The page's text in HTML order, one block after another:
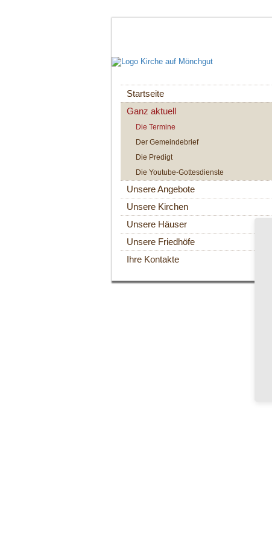
Navigation
überspringen
Startseite
Ganz aktuell
Die Termine
Der Gemeindebrief
Die Predigt
Die Youtube-Gottesdienste
Unsere Angebote
Unsere Kirchen
Unsere Häuser
Unsere Friedhöfe
Ihre Kontakte